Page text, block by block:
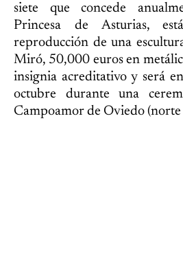
siete que concede
Princesa de Asturias,
reproducción de una
Miró, 50,000 euros en
insignia acreditativo y será
octubre durante una
Campoamor de Oviedo (norte